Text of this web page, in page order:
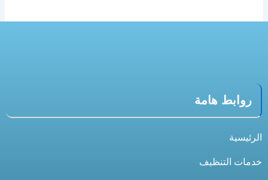
روابط هامة
الرئيسية
خدمات التنظيف